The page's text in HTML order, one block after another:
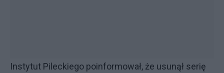
Instytut Pileckiego poinformował, że usunął serię